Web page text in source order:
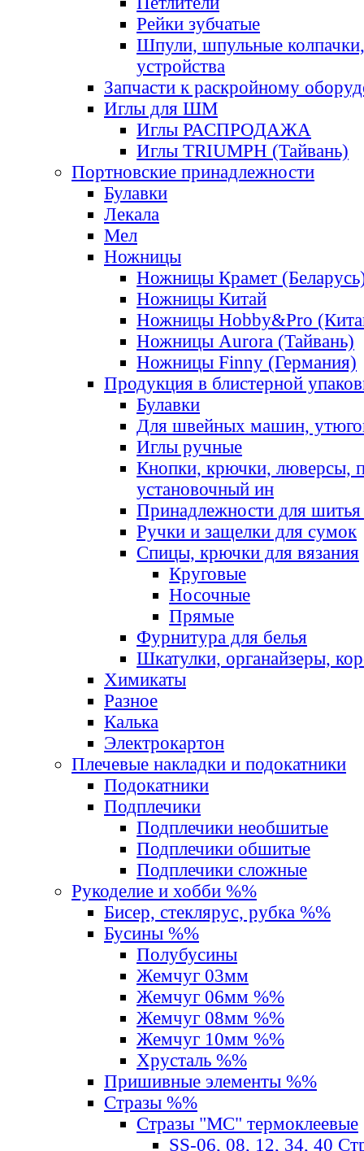
Рейки зубчатые
Шпули, шпульные
устройства
Запчасти к раскройному
Иглы для ШМ
Иглы РАСПРОДАЖА
Иглы TRIUMPH (Тайвань)
Портновские принадлежности
Булавки
Лекала
Мел
Ножницы
Ножницы Крамет
Ножницы Китай
Ножницы Hobby&Pro
Ножницы Aurora (Тайвань)
Ножницы Finny (Германия)
Продукция в блистерной
Булавки
Для швейных машин,
Иглы ручные
Кнопки, крючки, люверсы,
установочный ин
Принадлежности для шитья
Ручки и защелки для сумок
Спицы, крючки для вязания
Круговые
Носочные
Прямые
Фурнитура для белья
Шкатулки, органайзеры,
Химикаты
Разное
Калька
Электрокартон
Плечевые накладки и подокатники
Подокатники
Подплечики
Подплечики необшитые
Подплечики обшитые
Подплечики сложные
Рукоделие и хобби %%
Бисер, стеклярус, рубка %%
Бусины %%
Полубусины
Жемчуг 03мм
Жемчуг 06мм %%
Жемчуг 08мм %%
Жемчуг 10мм %%
Хрусталь %%
Пришивные элементы %%
Стразы %%
Стразы "MС" термоклеевые
SS-06, 08, 12, 34, 40